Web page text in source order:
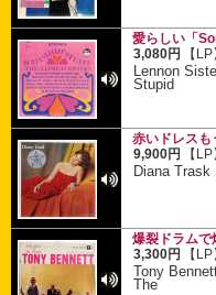
愛らしい「
3,080円
【LP
Lennon
Stupid
赤いドレスも
9,900円
【LP
Diana Trask
爆裂ドラムで
3,300円
【LP
Tony
The